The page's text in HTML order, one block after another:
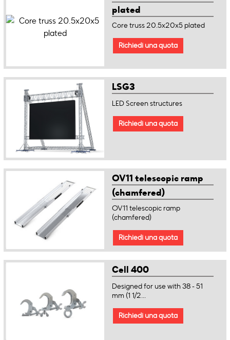
plated
Core truss 20.5x20x5 plated
Richiedi una quota
LSG3
LED Screen structures
Richiedi una quota
OV11 telescopic ramp
(chamfered)
OV11 telescopic ramp
(chamfered)
Richiedi una quota
Cell 400
Designed for use with 38 - 51
mm (1 1/2...
Richiedi una quota